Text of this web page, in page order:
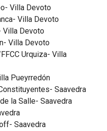
Villa Devoto
Villa Devoto
Villa Devoto
Villa Devoto
Urquiza- Villa
Pueyrredón
Saavedra
la Salle- Saavedra
Saavedra